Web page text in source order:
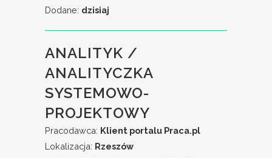
Dodane: dzisiaj
ANALITYK /
ANALITYCZKA
SYSTEMOWO-
PROJEKTOWY
Pracodawca: Klient portalu Praca.pl
Lokalizacja: Rzeszów